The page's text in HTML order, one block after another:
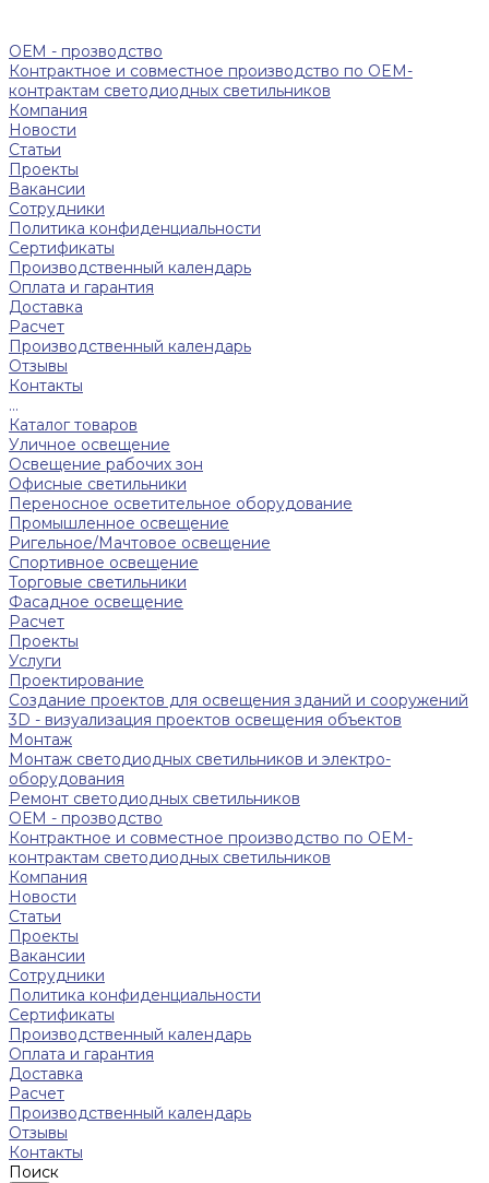
ОЕМ - прозводство
Контрактное и совместное производство по OEM-
контрактам светодиодных светильников
Компания
Новости
Статьи
Проекты
Вакансии
Сотрудники
Политика конфиденциальности
Сертификаты
Производственный календарь
Оплата и гарантия
Доставка
Расчет
Производственный календарь
Отзывы
Контакты
...
Каталог товаров
Уличное освещение
Освещение рабочих зон
Офисные светильники
Переносное осветительное оборудование
Промышленное освещение
Ригельное/Мачтовое освещение
Спортивное освещение
Торговые светильники
Фасадное освещение
Расчет
Проекты
Услуги
Проектирование
Создание проектов для освещения зданий и сооружений
3D - визуализация проектов освещения объектов
Монтаж
Монтаж светодиодных светильников и электро-
оборудования
Ремонт светодиодных светильников
ОЕМ - прозводство
Контрактное и совместное производство по OEM-
контрактам светодиодных светильников
Компания
Новости
Статьи
Проекты
Вакансии
Сотрудники
Политика конфиденциальности
Сертификаты
Производственный календарь
Оплата и гарантия
Доставка
Расчет
Производственный календарь
Отзывы
Контакты
Поиск